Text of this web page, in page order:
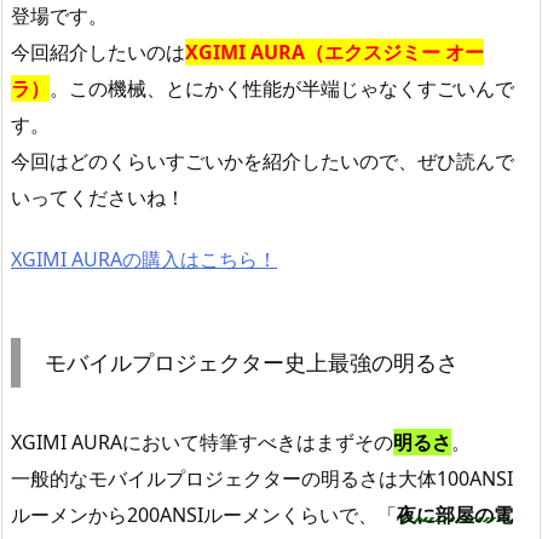
登場です。
今回紹介したいのはXGIMI AURA（エクスジミー オー
ラ） 。この機械、とにかく性能が半端じゃなくすごいんで
す。
今回はどのくらいすごいかを紹介したいので、ぜひ読んで
いってくださいね！
XGIMI AURAの購入はこちら！
モバイルプロジェクター史上最強の明るさ
XGIMI AURAにおいて特筆すべきはまずその明るさ。
一般的なモバイルプロジェクターの明るさは大体100ANSI
ルーメンから200ANSIルーメンくらいで、「夜に部屋の電